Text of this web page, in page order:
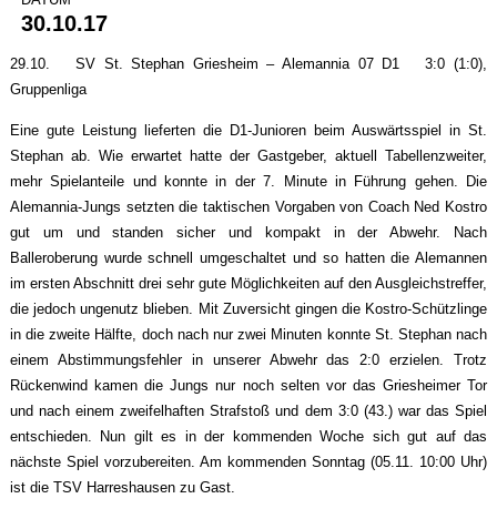
30.10.17
29.10. SV St. Stephan Griesheim – Alemannia 07 D1 3:0 (1:0),
Gruppenliga
Eine gute Leistung lieferten die D1-Junioren beim Auswärtsspiel in St.
Stephan ab. Wie erwartet hatte der Gastgeber, aktuell Tabellenzweiter,
mehr Spielanteile und konnte in der 7. Minute in Führung gehen. Die
Alemannia-Jungs setzten die taktischen Vorgaben von Coach Ned Kostro
gut um und standen sicher und kompakt in der Abwehr. Nach
Balleroberung wurde schnell umgeschaltet und so hatten die Alemannen
im ersten Abschnitt drei sehr gute Möglichkeiten auf den Ausgleichstreffer,
die jedoch ungenutz blieben. Mit Zuversicht gingen die Kostro-Schützlinge
in die zweite Hälfte, doch nach nur zwei Minuten konnte St. Stephan nach
einem Abstimmungsfehler in unserer Abwehr das 2:0 erzielen. Trotz
Rückenwind kamen die Jungs nur noch selten vor das Griesheimer Tor
und nach einem zweifelhaften Strafstoß und dem 3:0 (43.) war das Spiel
entschieden. Nun gilt es in der kommenden Woche sich gut auf das
nächste Spiel vorzubereiten. Am kommenden Sonntag (05.11. 10:00 Uhr)
ist die TSV Harreshausen zu Gast.